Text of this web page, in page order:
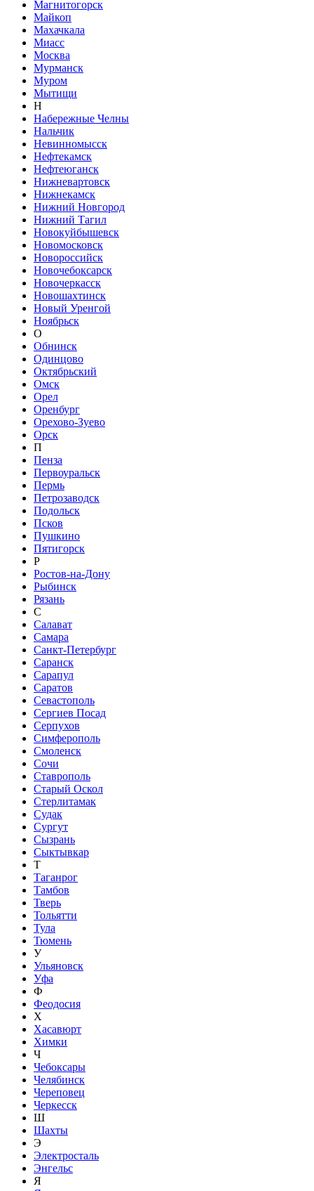
Магнитогорск
Майкоп
Махачкала
Миасс
Москва
Мурманск
Муром
Мытищи
Н
Набережные Челны
Нальчик
Невинномысск
Нефтекамск
Нефтеюганск
Нижневартовск
Нижнекамск
Нижний Новгород
Нижний Тагил
Новокуйбышевск
Новомосковск
Новороссийск
Новочебоксарск
Новочеркасск
Новошахтинск
Новый Уренгой
Ноябрьск
О
Обнинск
Одинцово
Октябрьский
Омск
Орел
Оренбург
Орехово-Зуево
Орск
П
Пенза
Первоуральск
Пермь
Петрозаводск
Подольск
Псков
Пушкино
Пятигорск
Р
Ростов-на-Дону
Рыбинск
Рязань
С
Салават
Самара
Санкт-Петербург
Саранск
Сарапул
Саратов
Севастополь
Сергиев Посад
Серпухов
Симферополь
Смоленск
Сочи
Ставрополь
Старый Оскол
Стерлитамак
Судак
Сургут
Сызрань
Сыктывкар
Т
Таганрог
Тамбов
Тверь
Тольятти
Тула
Тюмень
У
Ульяновск
Уфа
Ф
Феодосия
Х
Хасавюрт
Химки
Ч
Чебоксары
Челябинск
Череповец
Черкесск
Ш
Шахты
Э
Электросталь
Энгельс
Я